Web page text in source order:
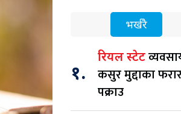
भर्खरै
१.
रियल स्टेट
कसुर मुद्दाका
पक्राउ